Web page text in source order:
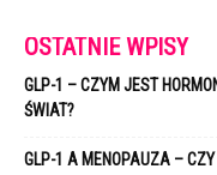
OSTATNIE WPISY
GLP-1 – CZYM JEST
ŚWIAT?
GLP-1 A MENOPAUZA –